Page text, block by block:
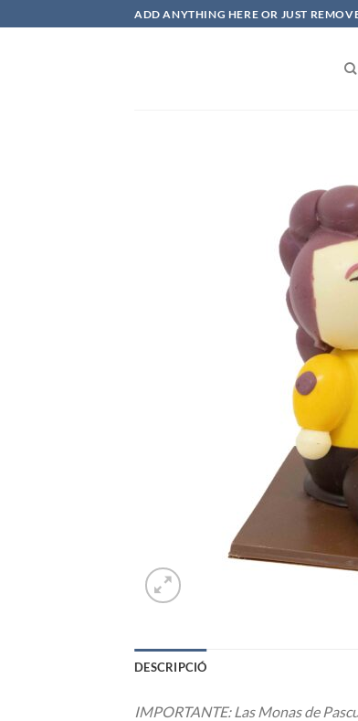
to
ADD ANYTHING HERE OR JUST
DESCRIPCIÓ
IMPORTANTE: Las Monas de